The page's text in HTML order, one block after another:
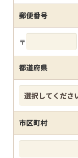
郵便番号
〒
都道府県
市区町村